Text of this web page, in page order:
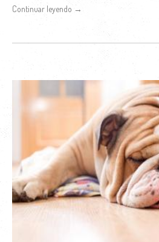
Continuar leyendo →